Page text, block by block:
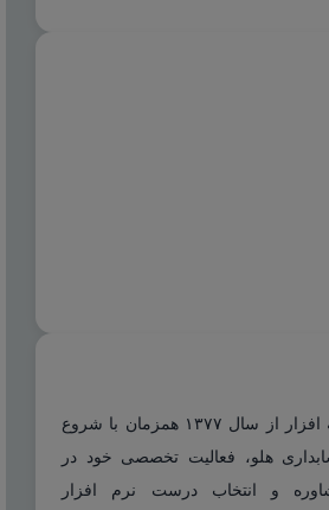
شرکت مشاوره هاله افزار از سال ۱۳۷۷ همزمان با شروع
هلو، فعالیت تخصصی خود در
و انتخاب درست نرم افزار